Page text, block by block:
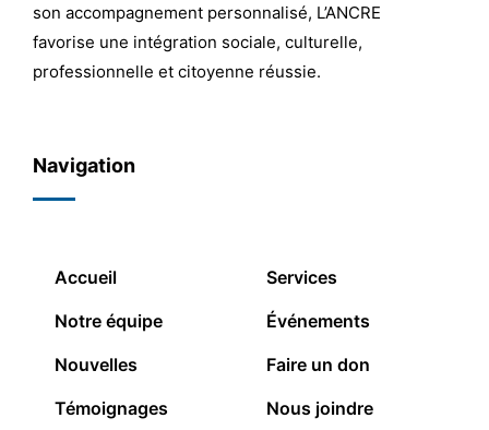
son accompagnement personnalisé, L’ANCRE
favorise une intégration sociale, culturelle,
professionnelle et citoyenne réussie.
Navigation
Accueil
Notre équipe
Nouvelles
Témoignages
Services
Événements
Faire un don
Nous joindre